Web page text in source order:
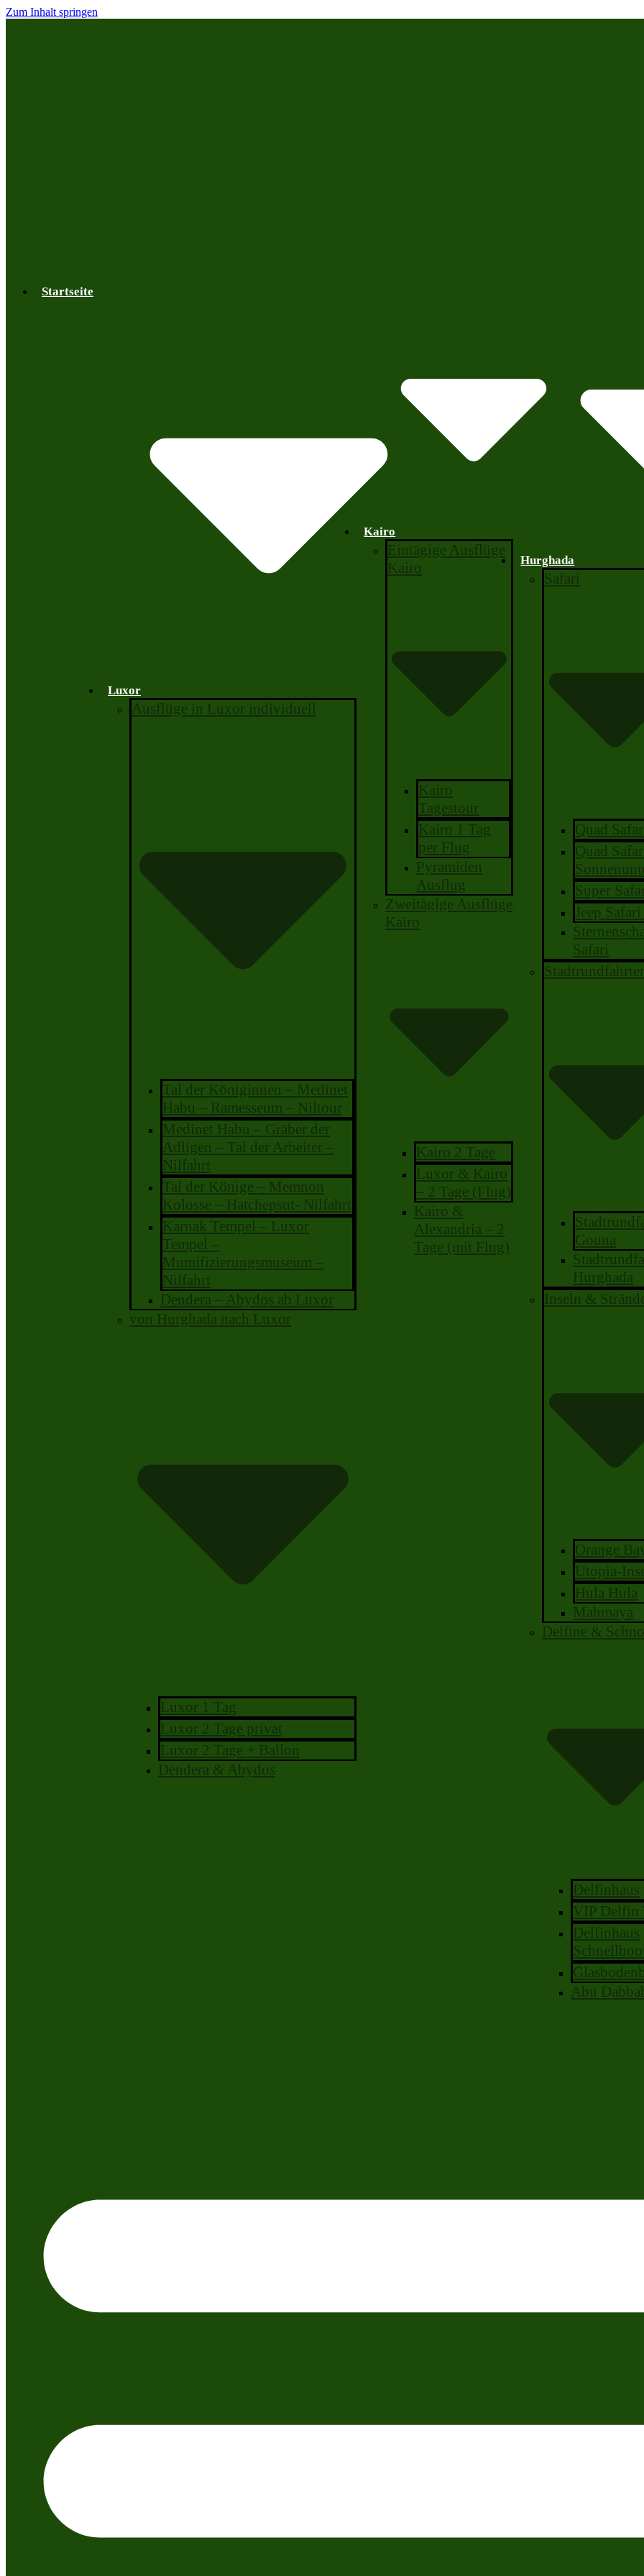
Zum Inhalt springen
Startseite
Luxor
Ausflüge in Luxor individuell
Tal der Königinnen – Medinet
Habu – Ramesseum – Niltour
Medinet Habu – Gräber der
Adligen – Tal der Arbeiter –
Nilfahrt
Tal der Könige – Memnon
Kolosse – Hatchepsut- Nilfahrt
Karnak Tempel – Luxor
Tempel –
Mumifizierungsmuseum –
Nilfahrt
Dendera – Abydos ab Luxor
von Hurghada nach Luxor
Luxor 1 Tag
Luxor 2 Tage privat
Luxor 2 Tage + Ballon
Dendera & Abydos
Kairo
Eintägige Ausflüge
Kairo
Kairo
Tagestour
Kairo 1 Tag
per Flug
Pyramiden
Ausflug
Zweitägige Ausflüge
Kairo
Kairo 2 Tage
Luxor & Kairo
– 2 Tage (Flug)
Kairo &
Alexandria – 2
Tage (mit Flug)
Hurghada
Safari
Quad
Quad
Super
Jeep
Safari
Gouna
Hurghada
Inseln &
Orange
Utopia-
Hula Hula
Mahmaya
Delfine &
Delfinhaus
VIP Delfin
Delfinhaus
Abu